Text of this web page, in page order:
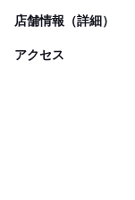
店舗情報（詳細）
アクセス